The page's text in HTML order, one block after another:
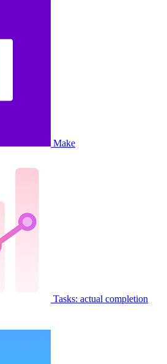
Make
Tasks: actual completion